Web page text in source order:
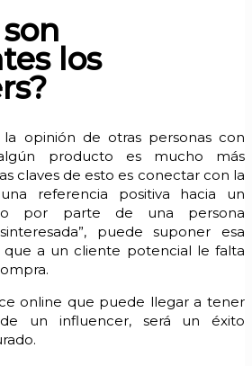
los
opinión de otras personas con
producto es mucho más
claves de esto es conectar con la
referencia positiva hacia un
por parte de una persona
puede suponer esa
que a un cliente potencial le falta
online que puede llegar a tener
un influencer, será un éxito